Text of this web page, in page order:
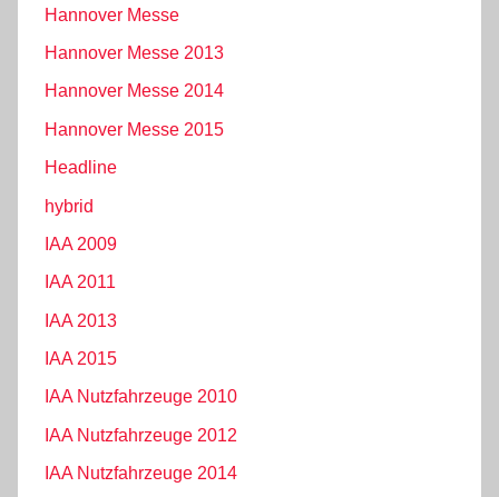
Hannover Messe
Hannover Messe 2013
Hannover Messe 2014
Hannover Messe 2015
Headline
hybrid
IAA 2009
IAA 2011
IAA 2013
IAA 2015
IAA Nutzfahrzeuge 2010
IAA Nutzfahrzeuge 2012
IAA Nutzfahrzeuge 2014